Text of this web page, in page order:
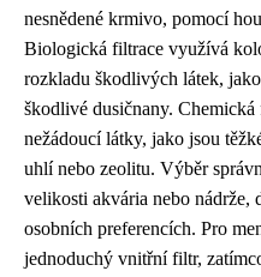
nesnědené krmivo, pomocí
Biologická filtrace využívá
rozkladu škodlivých látek,
škodlivé dusičnany.
nežádoucí látky, jako jsou
uhlí nebo zeolitu. Výběr
velikosti akvária nebo nádrže,
osobních preferencích. Pro
jednoduchý vnitřní filtr,